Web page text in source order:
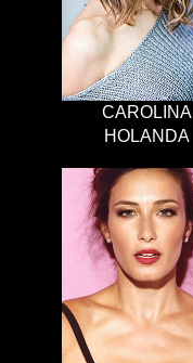
CAROLINA
HOLANDA